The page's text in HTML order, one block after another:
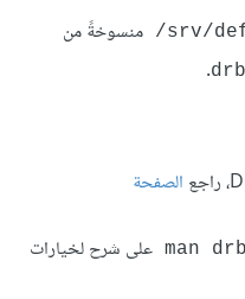
‎/srv/
منسوخةً من
.
الصفحة
على شرح لخيارات